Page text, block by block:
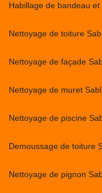
Habillage de bandeau
Nettoyage de toiture
Nettoyage de façade
Nettoyage de muret
Nettoyage de piscine
Demoussage de toiture
Nettoyage de pignon